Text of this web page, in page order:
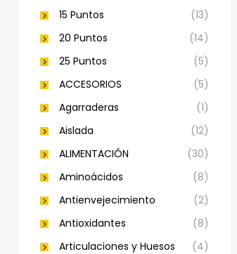
15 Puntos
(13)
20 Puntos
(14)
25 Puntos
(5)
ACCESORIOS
(5)
Agarraderas
(1)
Aislada
(12)
ALIMENTACIÓN
(30)
Aminoácidos
(8)
Antienvejecimiento
(2)
Antioxidantes
(8)
Articulaciones y Huesos
(4)